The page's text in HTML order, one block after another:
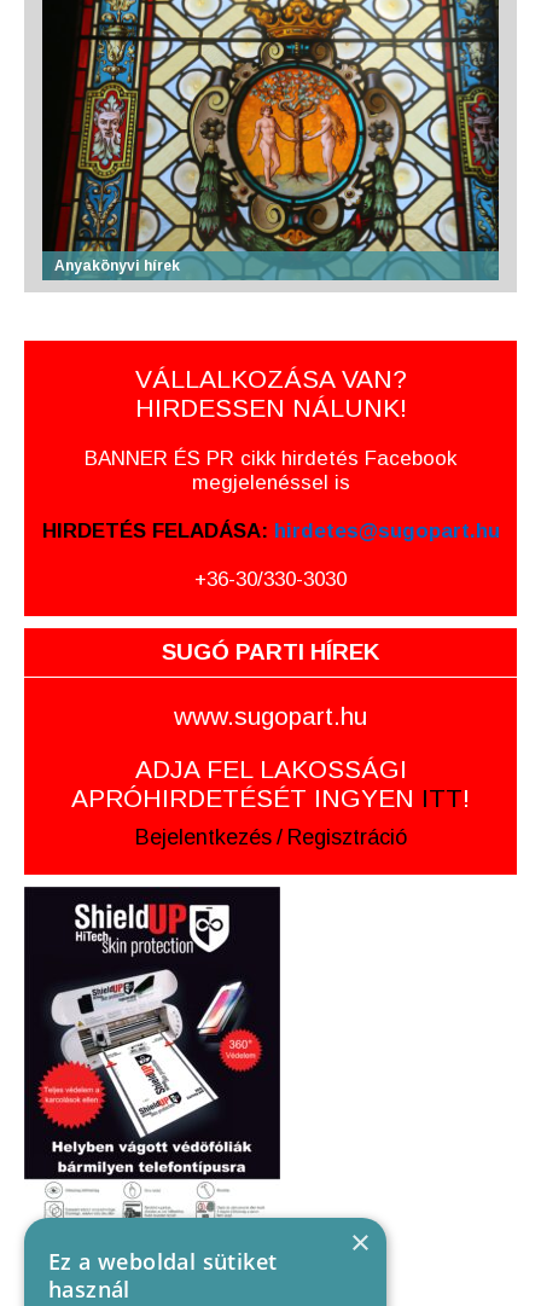
Anyakönyvi hírek
VÁLLALKOZÁSA VAN?
HIRDESSEN NÁLUNK!
BANNER ÉS PR cikk hirdetés Facebook
megjelenéssel is
HIRDETÉS FELADÁSA: hirdetes@sugopart.hu
+36-30/330-3030
SUGÓ PARTI HÍREK
www.sugopart.hu
ADJA FEL LAKOSSÁGI
APRÓHIRDETÉSÉT INGYEN ITT!
Bejelentkezés / Regisztráció
×
Ez a weboldal sütiket
használ